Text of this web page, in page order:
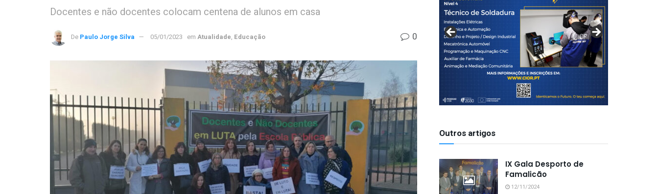
Docentes e não docentes colocam centena de alunos em casa
De Paulo Jorge Silva 05/01/2023 em Atualidade, Educação 0
Outros artigos
IX Gala Desporto de
Famalicão
12/11/2024